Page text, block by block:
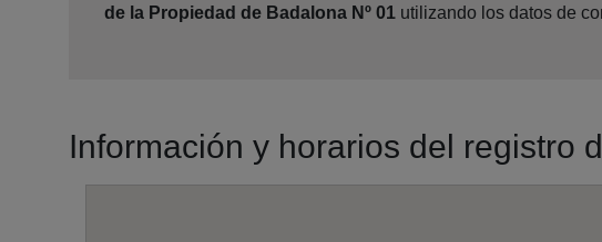
de la Propiedad de Badalona Nº 01 utilizando los datos de
Información y horarios del registro